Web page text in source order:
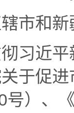
市和
近平
于促
号）、